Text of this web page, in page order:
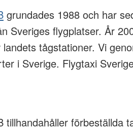
grundades 1988 och har
Sveriges flygplatser. År
tågstationer. Vi
i Sverige. Flygtaxi
tillhandahåller förbeställda